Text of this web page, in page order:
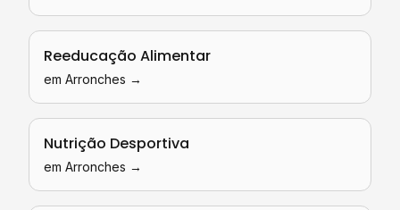
Reeducação Alimentar
em Arronches →
Nutrição Desportiva
em Arronches →